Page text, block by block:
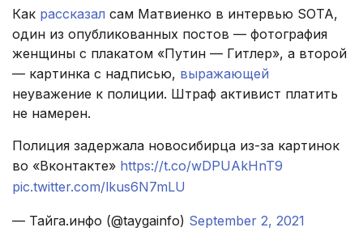
Как рассказал сам Матвиенко в интервью SOTA,
один из опубликованных постов — фотография
женщины с плакатом «Путин — Гитлер», а второй
— картинка с надписью, выражающей
неуважение к полиции. Штраф активист платить
не намерен.
Полиция задержала новосибирца из-за картинок
во «Вконтакте» https://t.co/wDPUAkHnT9
pic.twitter.com/lkus6N7mLU
— Тайга.инфо (@taygainfo) September 2, 2021